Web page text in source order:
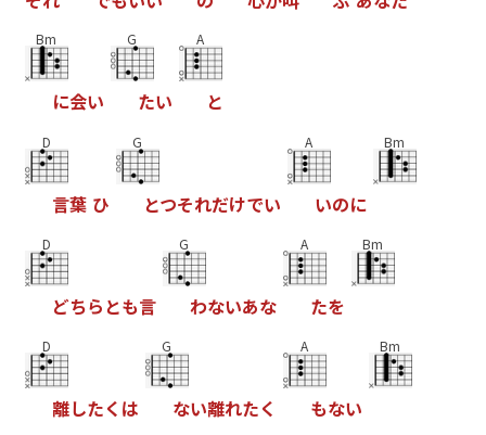
Bm
に会い
G
たい
A
と
D
言葉 ひ
G
とつそれだけでい
A
いのに
Bm
D
どちら とも言
G
わないあな
A
たを
Bm
D
離したく は
G
ない離れたく
A
もない
Bm